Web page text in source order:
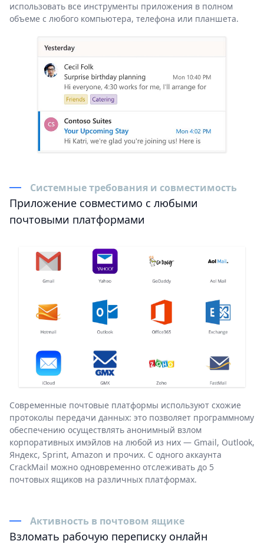
использовать все инструменты приложения в полном
объеме с любого компьютера, телефона или планшета.
Системные требования и совместимость
Приложение совместимо с любыми
почтовыми платформами
Современные почтовые платформы используют схожие
протоколы передачи данных: это позволяет программному
обеспечению осуществлять анонимный взлом
корпоративных имэйлов на любой из них — Gmail, Outlook,
Яндекс, Sprint, Amazon и прочих. С одного аккаунта
CrackMail можно одновременно отслеживать до 5
почтовых ящиков на различных платформах.
Активность в почтовом ящике
Взломать рабочую переписку онлайн